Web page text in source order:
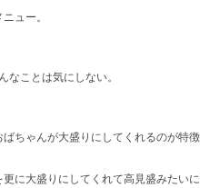
ュー。
なことは気にしない。
ちゃんが大盛りにしてくれるのが特徴
に大盛りにしてくれて高見盛みたいに